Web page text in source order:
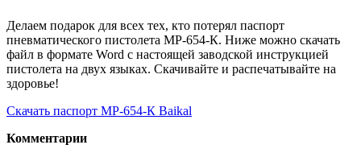
Делаем подарок для всех тех, кто потерял паспорт
пневматического пистолета МР-654-К. Ниже можно скачать
файл в формате Word с настоящей заводской инструкцией
пистолета на двух языках. Скачивайте и распечатывайте на
здоровье!
Скачать паспорт МР-654-К Baikal
Комментарии